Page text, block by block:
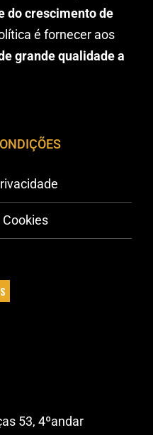
do crescimento de
é fornecer aos
grande qualidade a
53, 4ºandar